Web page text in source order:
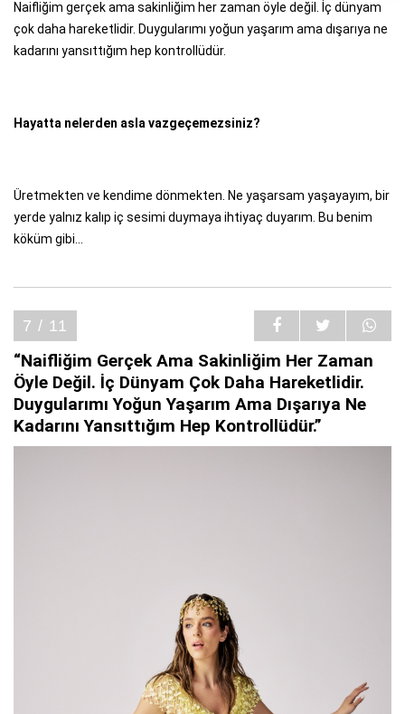
Naifliğim gerçek ama sakinliğim her zaman öyle değil. İç dünyam
çok daha hareketlidir. Duygularımı yoğun yaşarım ama dışarıya ne
kadarını yansıttığım hep kontrollüdür.
Hayatta nelerden asla vazgeçemezsiniz?
Üretmekten ve kendime dönmekten. Ne yaşarsam yaşayayım, bir
yerde yalnız kalıp iç sesimi duymaya ihtiyaç duyarım. Bu benim
köküm gibi...
7 / 11
“Naifliğim Gerçek Ama Sakinliğim Her Zaman
Öyle Değil. İç Dünyam Çok Daha Hareketlidir.
Duygularımı Yoğun Yaşarım Ama Dışarıya Ne
Kadarını Yansıttığım Hep Kontrollüdür.”